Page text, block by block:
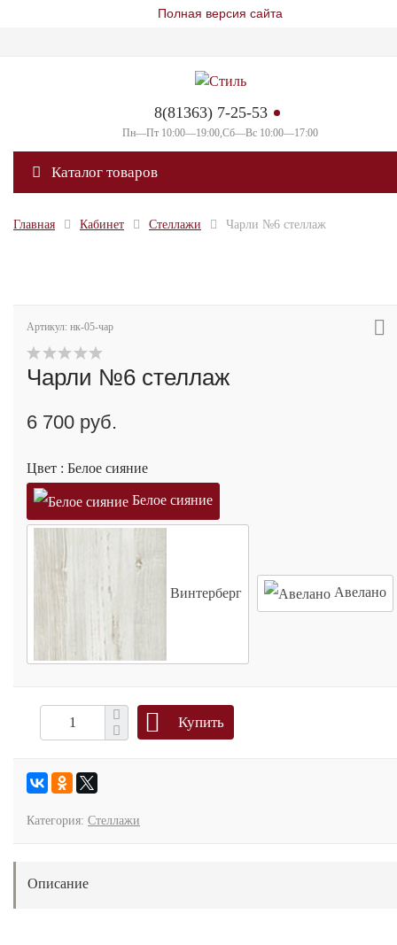
Полная версия сайта
8(81363) 7-25-53
Пн—Пт 10:00—19:00,Сб—Вс 10:00—17:00
Каталог товаров
Главная Кабинет Стеллажи Чарли №6 стеллаж
Артикул: нк-05-чар
Чарли №6 стеллаж
6 700 руб.
Цвет : Белое сияние
Белое сияние
Винтерберг Авелано
Купить
Категория: Стеллажи
Описание